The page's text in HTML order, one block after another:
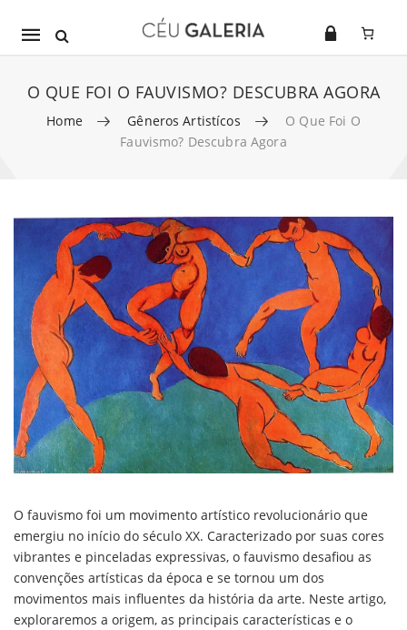
Mobile
O QUE FOI O FAUVISMO? DESCUBRA AGORA
Home Gêneros Artistícos
O Que Foi O
Fauvismo? Descubra Agora
Skip to content
O fauvismo foi um movimento artístico revolucionário que
emergiu no início do século XX. Caracterizado por suas cores
vibrantes e pinceladas expressivas, o fauvismo desafiou as
convenções artísticas da época e se tornou um dos
movimentos mais influentes da história da arte. Neste artigo,
exploraremos a origem, as principais características e o